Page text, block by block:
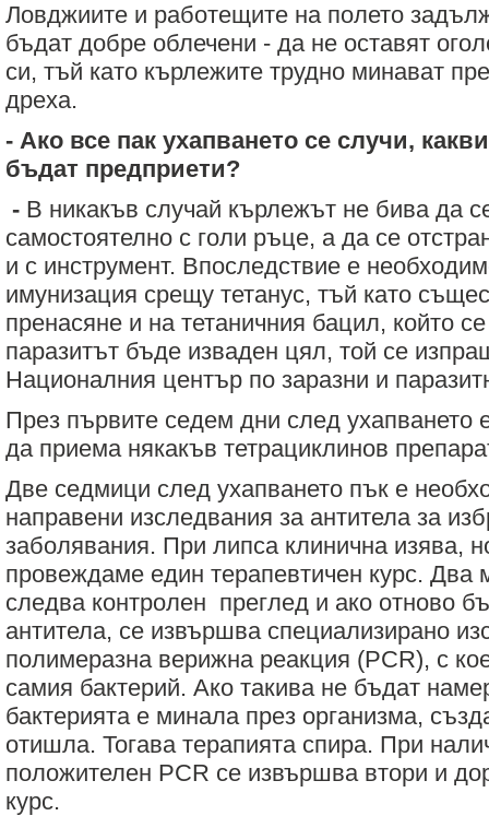
Ловджиите и работещите на полето
бъдат добре облечени - да не оставят
си, тъй като кърлежите трудно минават
дреха.
- Ако все пак ухапването се случи,
бъдат предприети?
- В никакъв случай кърлежът не бива да
самостоятелно с голи ръце, а да се
и с инструмент. Впоследствие е
имунизация срещу тетанус, тъй като
пренасяне и на тетаничния бацил, който
паразитът бъде изваден цял, той се
Националния център по заразни и
През първите седем дни след ухапването
да приема някакъв тетрациклинов
Две седмици след ухапването пък е
направени изследвания за антитела за
заболявания. При липса клинична изява,
провеждаме един терапевтичен курс. Два
следва контролен преглед и ако отново
антитела, се извършва специализирано
полимеразна верижна реакция (PCR), с
самия бактерий. Ако такива не бъдат
бактерията е минала през организма,
отишла. Тогава терапията спира. При
положителен PCR се извършва втори и
курс.